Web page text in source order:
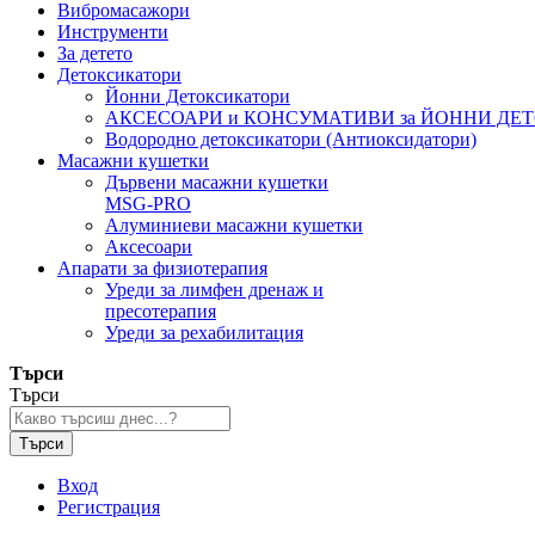
Вибромасажори
Инструменти
За детето
Детоксикатори
Йонни Детоксикатори
АКСЕСОАРИ и КОНСУМАТИВИ за ЙОННИ
Водородно детоксикатори (Антиоксидатори)
Масажни кушетки
Дървени масажни кушетки
MSG-PRO
Алуминиеви масажни кушетки
Аксесоари
Апарати за физиотерапия
Уреди за лимфен дренаж и
пресотерапия
Уреди за рехабилитация
Търси
Търси
Търси
Вход
Регистрация